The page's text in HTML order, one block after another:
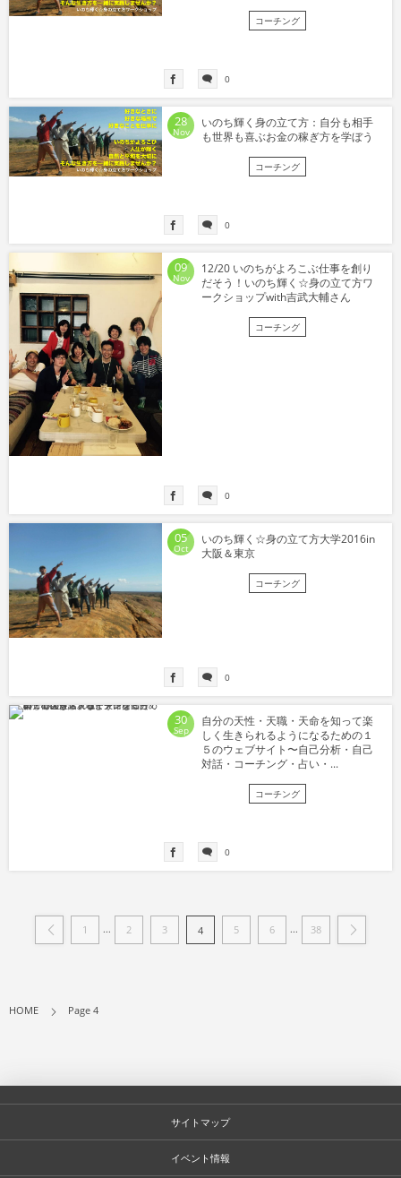
コーチング
0
28
Nov
いのち輝く身の立て方：自分も相手
も世界も喜ぶお金の稼ぎ方を学ぼう
コーチング
0
09
Nov
12/20 いのちがよろこぶ仕事を創り
だそう！いのち輝く☆身の立て方ワ
ークショップwith吉武大輔さん
コーチング
0
05
Oct
いのち輝く☆身の立て方大学2016in
大阪＆東京
コーチング
0
30
Sep
自分の天性・天職・天命を知って楽
しく生きられるようになるための１
５のウェブサイト〜自己分析・自己
対話・コーチング・占い・...
コーチング
0
1 ... 2 3 4 5 6 ... 38
HOME Page 4
サイトマップ
イベント情報